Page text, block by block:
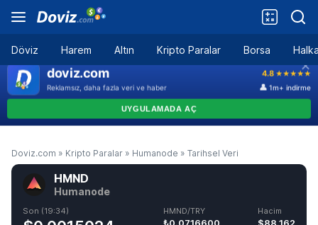
Döviz Harem Altın Kripto Paralar Borsa
Doviz.com » Kripto Paralar » Humanode » Tarihsel Veri
HMND
Humanode
Son (19:34) HMND/TRY Hacim